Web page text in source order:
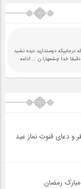
درجاییکه دوستدارید دیده نشید
دقیقا خدا چشمهارا ن ... ادامه
و دعای قنوت نماز عید
رمضان